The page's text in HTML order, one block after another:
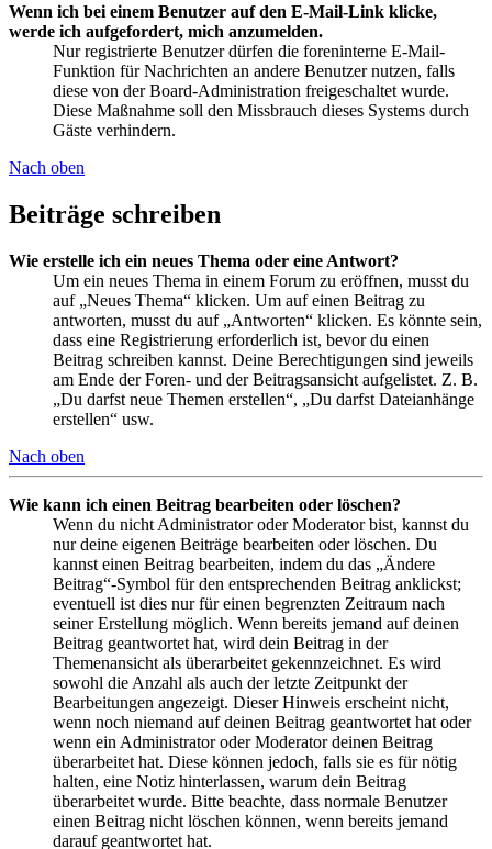
Wenn ich bei einem Benutzer auf den E-Mail-Link klicke,
werde ich aufgefordert, mich anzumelden.
Nur registrierte Benutzer dürfen die foreninterne E-Mail-
Funktion für Nachrichten an andere Benutzer nutzen, falls
diese von der Board-Administration freigeschaltet wurde.
Diese Maßnahme soll den Missbrauch dieses Systems durch
Gäste verhindern.
Nach oben
Beiträge schreiben
Wie erstelle ich ein neues Thema oder eine Antwort?
Um ein neues Thema in einem Forum zu eröffnen, musst du
auf „Neues Thema“ klicken. Um auf einen Beitrag zu
antworten, musst du auf „Antworten“ klicken. Es könnte sein,
dass eine Registrierung erforderlich ist, bevor du einen
Beitrag schreiben kannst. Deine Berechtigungen sind jeweils
am Ende der Foren- und der Beitragsansicht aufgelistet. Z. B.
„Du darfst neue Themen erstellen“, „Du darfst Dateianhänge
erstellen“ usw.
Nach oben
Wie kann ich einen Beitrag bearbeiten oder löschen?
Wenn du nicht Administrator oder Moderator bist, kannst du
nur deine eigenen Beiträge bearbeiten oder löschen. Du
kannst einen Beitrag bearbeiten, indem du das „Ändere
Beitrag“-Symbol für den entsprechenden Beitrag anklickst;
eventuell ist dies nur für einen begrenzten Zeitraum nach
seiner Erstellung möglich. Wenn bereits jemand auf deinen
Beitrag geantwortet hat, wird dein Beitrag in der
Themenansicht als überarbeitet gekennzeichnet. Es wird
sowohl die Anzahl als auch der letzte Zeitpunkt der
Bearbeitungen angezeigt. Dieser Hinweis erscheint nicht,
wenn noch niemand auf deinen Beitrag geantwortet hat oder
wenn ein Administrator oder Moderator deinen Beitrag
überarbeitet hat. Diese können jedoch, falls sie es für nötig
halten, eine Notiz hinterlassen, warum dein Beitrag
überarbeitet wurde. Bitte beachte, dass normale Benutzer
einen Beitrag nicht löschen können, wenn bereits jemand
darauf geantwortet hat.